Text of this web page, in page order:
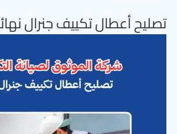
تصليح أعطال تكييف جنرال